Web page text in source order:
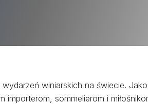
winiarskich na świecie.
sommelierom i